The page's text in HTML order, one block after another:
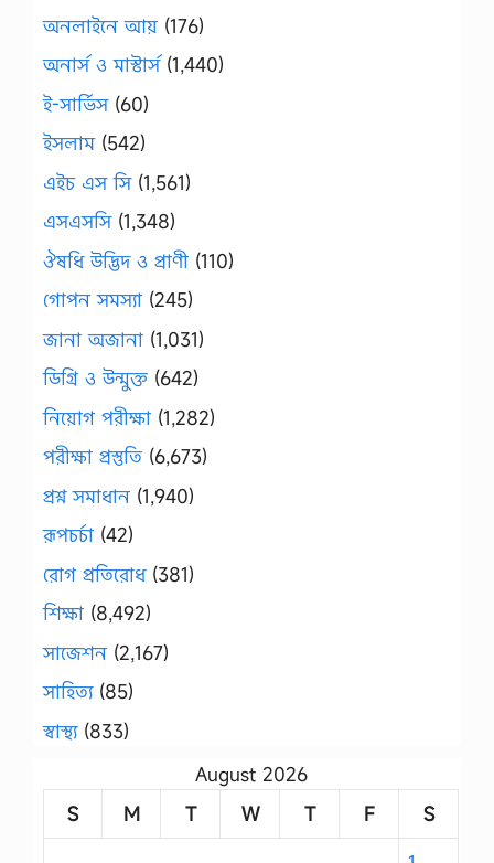
অনলাইনে আয় (176)
অনার্স ও মাস্টার্স(1,440)
ই-সার্ভিস(60)
ইসলাম(542)
এইচ এস সি(1,561)
এসএসসি(1,348)
ঔষধি উদ্ভিদ ও প্রাণী (110)
গোপন সমস্যা (245)
জানা অজানা (1,031)
ডিগ্রি ও উন্মুক্ত (642)
নিয়োগ পরীক্ষা (1,282)
পরীক্ষা প্রস্তুতি (6,673)
প্রশ্ন সমাধান (1,940)
রূপচর্চা (42)
রোগ প্রতিরোধ(381)
শিক্ষা (8,492)
সাজেশন (2,167)
সাহিত্য(85)
স্বাস্থ্য(833)
August 2026
S
M T W T F
S